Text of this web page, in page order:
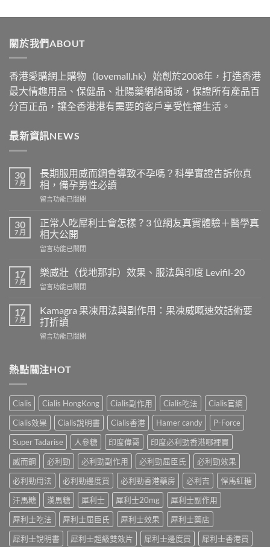
$489
關於我們ABOUT
香港愛購網上購物（lovemall.hk）始創於2008年，打造香港
最大情趣用品、保健品、壯陽藥網絡商城，保證所有產品百
分百正品，讓全香港港有需要的客戶享受性福生活。
最新資訊NEWS
30
7 月
長期服用威而鋼會導致不孕嗎？科學實證告訴你真
相，備孕男性必讀
在
期
服
用
威
鋼
導
不
孕
嗎？
科
實
證
你
真
相，
備
孕
男
必
讀〉
中
留言功能已關閉
30
7 月
正常人吃犀利士會怎樣？3 位網友真實體驗＋醫學真
相大公開
在
常
人
吃
利
士
怎
位
真
實
體
驗
＋
醫
真
相
大
開〉
中
留言功能已關閉
17
7 月
樂威壯（伐地那非）效果、服法與印度 Levifil-20
在
威
壯
（伐
地
效
法
與
印
度
Levifil-
20〉
留言功能已關閉
17
7 月
Kamagra 果凍用法與副作用：果凍威嘅速效話術要
打折讀
在
凍
用
與
副
作
用：
果
凍
嘅
速
效
術
要
打
折
留言功能已關閉
熱點關注HOT
Cialis Cialis HongKong Cialis副作用 Cialis吃法
Cialis官網
Cialis效果
Cialis說明書 Cialis香港 Hamer candy
P-Force
Super Tadarise
人參糖 印度偉哥
印度必利勁香港哪裡買
威而鋼
必利勁 必利勁副作用 必利勁屈臣氏
必利勁效果
必利勁用法
必利勁邊度買 必利勁香港藥房 必利吉
悍馬紅糖
汗馬糖
漢馬糖 犀利士 犀利士20mg
犀利士副作用
犀利士吃法
犀利士屈臣氏 犀利士效果
犀利士藥店
犀利士說明書
犀利士超級雙效片 犀利士邊度買 犀利士香港買